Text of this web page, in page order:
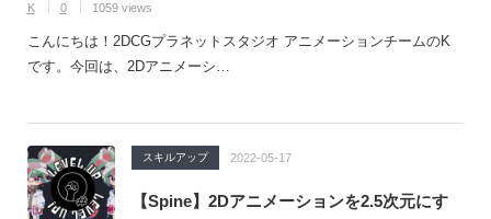
K 0 1059 views
こんにちは！2DCGプラネットスタジオ アニメーションチームのK
です。今回は、2Dアニメーシ…
スキルアップ 2022-05-17
【Spine】2Dアニメーションを2.5次元にす